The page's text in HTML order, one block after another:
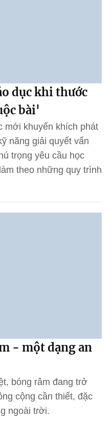
dục khi thước
bài'
mới khuyến khích phát
năng giải quyết vấn
trọng yêu cầu học
theo những quy trình
- một dạng an
bóng râm đang trở
cộng cần thiết, đặc
ngoài trời.